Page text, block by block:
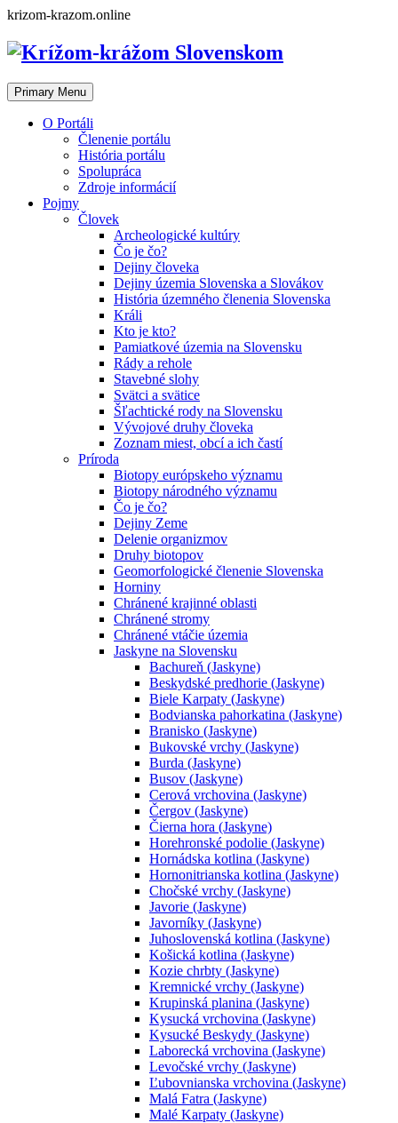
Skip
content
krizom-krazom.online
Primary Menu
O Portáli
Členenie portálu
História portálu
Spolupráca
Zdroje informácií
Pojmy
Človek
Archeologické kultúry
Čo je čo?
Dejiny človeka
Dejiny územia Slovenska a Slovákov
História územného členenia Slovenska
Králi
Kto je kto?
Pamiatkové územia na Slovensku
Rády a rehole
Stavebné slohy
Svätci a svätice
Šľachtické rody na Slovensku
Vývojové druhy človeka
Zoznam miest, obcí a ich častí
Príroda
Biotopy európskeho významu
Biotopy národného významu
Čo je čo?
Dejiny Zeme
Delenie organizmov
Druhy biotopov
Geomorfologické členenie Slovenska
Horniny
Chránené krajinné oblasti
Chránené stromy
Chránené vtáčie územia
Jaskyne na Slovensku
Bachureň (Jaskyne)
Beskydské predhorie (Jaskyne)
Biele Karpaty (Jaskyne)
Bodvianska pahorkatina (Jaskyne)
Branisko (Jaskyne)
Bukovské vrchy (Jaskyne)
Burda (Jaskyne)
Busov (Jaskyne)
Cerová vrchovina (Jaskyne)
Čergov (Jaskyne)
Čierna hora (Jaskyne)
Horehronské podolie (Jaskyne)
Hornádska kotlina (Jaskyne)
Hornonitrianska kotlina (Jaskyne)
Chočské vrchy (Jaskyne)
Javorie (Jaskyne)
Javorníky (Jaskyne)
Juhoslovenská kotlina (Jaskyne)
Košická kotlina (Jaskyne)
Kozie chrbty (Jaskyne)
Kremnické vrchy (Jaskyne)
Krupinská planina (Jaskyne)
Kysucká vrchovina (Jaskyne)
Kysucké Beskydy (Jaskyne)
Laborecká vrchovina (Jaskyne)
Levočské vrchy (Jaskyne)
Ľubovnianska vrchovina (Jaskyne)
Malá Fatra (Jaskyne)
Malé Karpaty (Jaskyne)